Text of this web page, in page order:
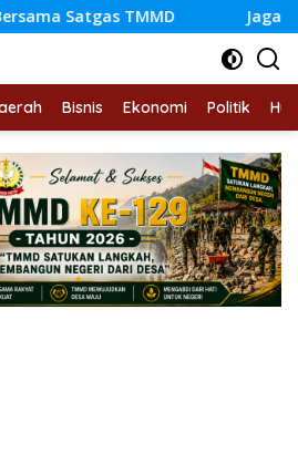
Jaga Lingkungan,
Bisnis Ekonomi Politik